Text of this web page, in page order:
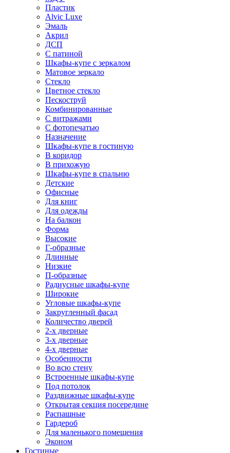
Пластик
Alvic Luxe
Эмаль
Акрил
ДСП
С патиной
Шкафы-купе с зеркалом
Матовое зеркало
Стекло
Цветное стекло
Пескоструй
Комбинированные
С витражами
С фотопечатью
Назначение
Шкафы-купе в гостиную
В коридор
В прихожую
Шкафы-купе в спальню
Детские
Офисные
Для книг
Для одежды
На балкон
Форма
Высокие
Г-образные
Длинные
Низкие
П-образные
Радиусные шкафы-купе
Широкие
Угловые шкафы-купе
Закругленный фасад
Количество дверей
2-х дверные
3-х дверные
4-х дверные
Особенности
Во всю стену
Встроенные шкафы-купе
Под потолок
Раздвижные шкафы-купе
Открытая секция посередине
Распашные
Гардероб
Для маленького помещения
Эконом
Гостиные